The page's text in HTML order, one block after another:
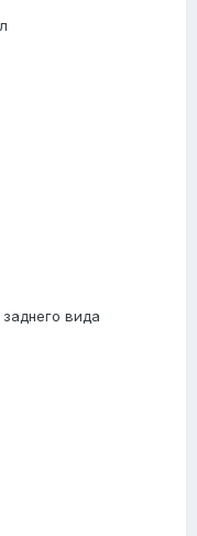
вида